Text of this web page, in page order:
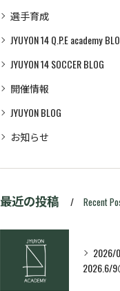
選手育成
JYUYON 14 Q.P.E academy
JYUYON 14 SOCCER BLOG
開催情報
JYUYON BLOG
お知らせ
最近の投稿 Recent
2026/